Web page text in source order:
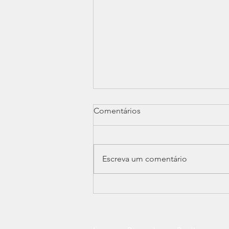
Comentários
Escreva um comentário